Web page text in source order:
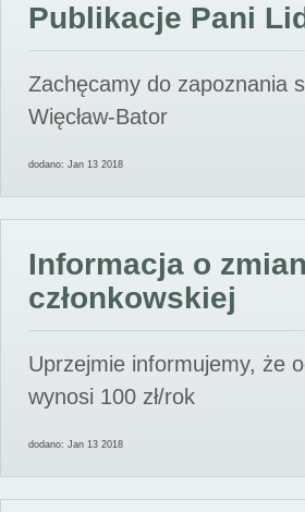
Publikacje Pani
Zachęcamy do zapoznania
Więcław-Bator
dodano: Jan 13 2018
Informacja o
członkowskiej
Uprzejmie informujemy, że
wynosi 100 zł/rok
dodano: Jan 13 2018